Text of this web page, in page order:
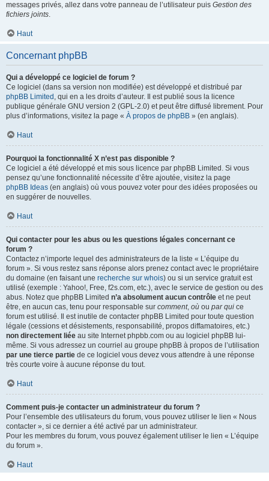
messages privés, allez dans votre panneau de l’utilisateur puis Gestion des
fichiers joints.
Haut
Concernant phpBB
Qui a développé ce logiciel de forum ?
Ce logiciel (dans sa version non modifiée) est développé et distribué par
phpBB Limited , qui en a les droits d’auteur. Il est publié sous la licence
publique générale GNU version 2 (GPL-2.0) et peut être diffusé librement. Pour
plus d’informations, visitez la page « À propos de phpBB » (en anglais).
Haut
Pourquoi la fonctionnalité X n’est pas disponible ?
Ce logiciel a été développé et mis sous licence par phpBB Limited. Si vous
pensez qu’une fonctionnalité nécessite d’être ajoutée, visitez la page
phpBB Ideas (en anglais) où vous pouvez voter pour des idées proposées ou
en suggérer de nouvelles.
Haut
Qui contacter pour les abus ou les questions légales concernant ce
forum ?
Contactez n’importe lequel des administrateurs de la liste « L’équipe du
forum ». Si vous restez sans réponse alors prenez contact avec le propriétaire
du domaine (en faisant une recherche sur whois) ou si un service gratuit est
utilisé (exemple : Yahoo!, Free, f2s.com, etc.), avec le service de gestion ou des
abus. Notez que phpBB Limited n’a absolument aucun contrôle et ne peut
être, en aucun cas, tenu pour responsable sur comment, où ou par qui ce
forum est utilisé. Il est inutile de contacter phpBB Limited pour toute question
légale (cessions et désistements, responsabilité, propos diffamatoires, etc.)
non directement liée au site Internet phpbb.com ou au logiciel phpBB lui-
même. Si vous adressez un courriel au groupe phpBB à propos de l’utilisation
par une tierce partie de ce logiciel vous devez vous attendre à une réponse
très courte voire à aucune réponse du tout.
Haut
Comment puis-je contacter un administrateur du forum ?
Pour l’ensemble des utilisateurs du forum, vous pouvez utiliser le lien « Nous
contacter », si ce dernier a été activé par un administrateur.
Pour les membres du forum, vous pouvez également utiliser le lien « L’équipe
du forum ».
Haut